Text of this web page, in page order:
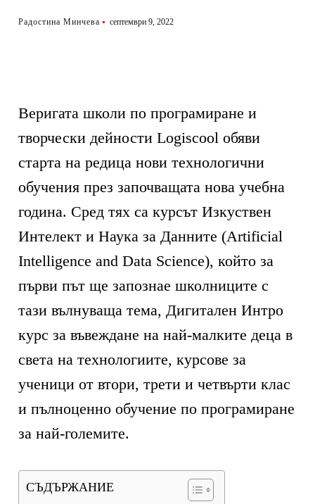
Радостина Минчева септември 9, 2022
Веригата школи по програмиране и
творчески дейности Logiscool обяви
старта на редица нови технологични
обучения през започващата нова учебна
година. Сред тях са курсът Изкуствен
Интелект и Наука за Данните (Artificial
Intelligence and Data Science), който за
първи път ще запознае школниците с
тази вълнуваща тема, Дигитален Интро
курс за въвеждане на най-малките деца в
света на технологиите, курсове за
ученици от втори, трети и четвърти клас
и пълноценно обучение по програмиране
за най-големите.
СЪДЪРЖАНИЕ